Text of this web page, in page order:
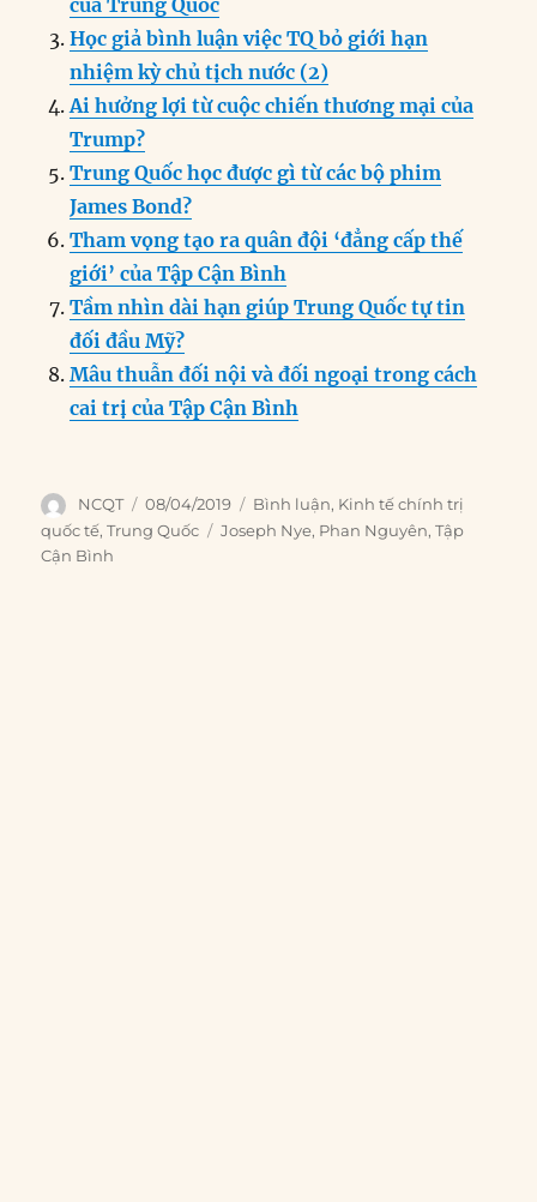
o
k
n
er p m
của Trung Quốc
Học giả bình luận việc TQ bỏ giới hạn
nhiệm kỳ chủ tịch nước (2)
Ai hưởng lợi từ cuộc chiến thương mại của
Trump?
Trung Quốc học được gì từ các bộ phim
James Bond?
Tham vọng tạo ra quân đội ‘đẳng cấp thế
giới’ của Tập Cận Bình
Tầm nhìn dài hạn giúp Trung Quốc tự tin
đối đầu Mỹ?
Mâu thuẫn đối nội và đối ngoại trong cách
cai trị của Tập Cận Bình
Author
NCQT
Posted
on
08/04/2019 Categories
Bình luận, Kinh tế chính trị
quốc tế,Trung Quốc Tags
Joseph Nye, Phan Nguyên,Tập
Cận Bình